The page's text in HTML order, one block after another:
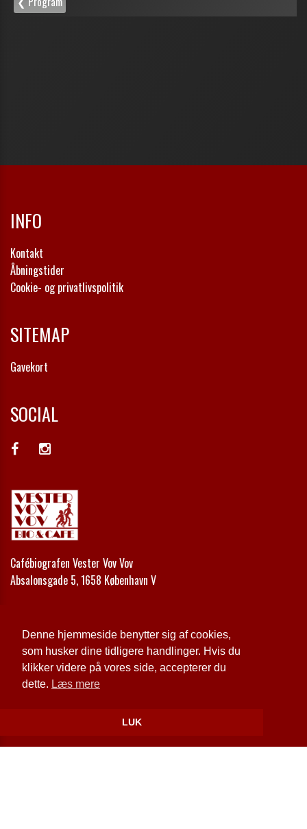
Denne hjemmeside benytter sig af cookies,
som husker dine tidligere handlinger. Hvis du
klikker videre på vores side, accepterer du
dette. Læs mere
LUK
INFO
Kontakt
Åbningstider
Cookie- og privatlivspolitik
SITEMAP
Gavekort
SOCIAL
Cafébiografen Vester Vov Vov
Absalonsgade 5, 1658 København V
Email: kontakt@vestervovvov.dk
Cookie- og privatlivspolitik